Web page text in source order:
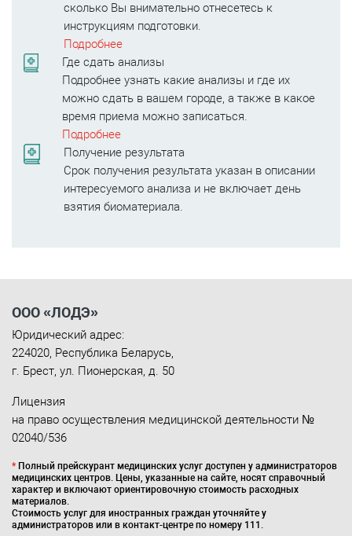
сколько Вы внимательно отнесетесь к
инструкциям подготовки.
Подробнее
Где сдать анализы
Подробнее узнать какие анализы и где их
можно сдать в вашем городе, а также в какое
время приема можно записаться.
Подробнее
Получение результата
Срок получения результата указан в описании
интересуемого анализа и не включает день
взятия биоматериала.
ООО «ЛОДЭ»
Юридический адрес:
224020, Республика Беларусь,
г. Брест, ул. Пионерская, д. 50
Лицензия
на право осуществления медицинской деятельности №
02040/536
* Полный прейскурант медицинских услуг доступен у администраторов
медицинских центров. Цены, указанные на сайте, носят справочный
характер и включают ориентировочную стоимость расходных
материалов.
Стоимость услуг для иностранных граждан уточняйте у
администраторов или в контакт-центре по номеру 111.